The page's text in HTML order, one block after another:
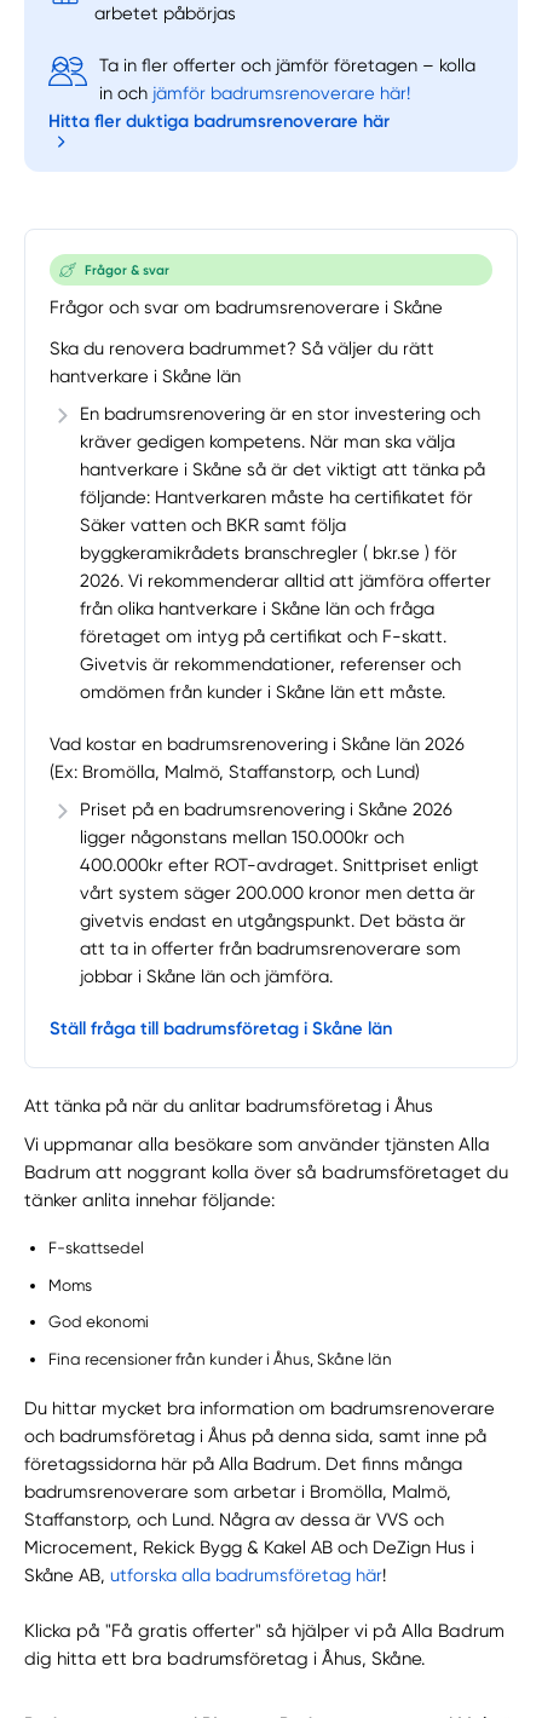
arbetet påbörjas
Ta in fler offerter och jämför företagen – kolla
in och jämför badrumsrenoverare här!
Hitta fler duktiga badrumsrenoverare här
Frågor & svar
Frågor och svar om badrumsrenoverare i Skåne
Ska du renovera badrummet? Så väljer du rätt
hantverkare i Skåne län
En badrumsrenovering är en stor investering och
kräver gedigen kompetens. När man ska välja
hantverkare i Skåne så är det viktigt att tänka på
följande: Hantverkaren måste ha certifikatet för
Säker vatten och BKR samt följa
byggkeramikrådets branschregler ( bkr.se ) för
2026. Vi rekommenderar alltid att jämföra offerter
från olika hantverkare i Skåne län och fråga
företaget om intyg på certifikat och F-skatt.
Givetvis är rekommendationer, referenser och
omdömen från kunder i Skåne län ett måste.
Vad kostar en badrumsrenovering i Skåne län 2026
(Ex: Bromölla, Malmö, Staffanstorp, och Lund)
Priset på en badrumsrenovering i Skåne 2026
ligger någonstans mellan 150.000kr och
400.000kr efter ROT-avdraget. Snittpriset enligt
vårt system säger 200.000 kronor men detta är
givetvis endast en utgångspunkt. Det bästa är
att ta in offerter från badrumsrenoverare som
jobbar i Skåne län och jämföra.
Ställ fråga till badrumsföretag i Skåne län
Att tänka på när du anlitar badrumsföretag i Åhus
Vi uppmanar alla besökare som använder tjänsten Alla
Badrum att noggrant kolla över så badrumsföretaget du
tänker anlita innehar följande:
F-skattsedel
Moms
God ekonomi
Fina recensioner från kunder i Åhus, Skåne län
Du hittar mycket bra information om badrumsrenoverare
och badrumsföretag i Åhus på denna sida, samt inne på
företagssidorna här på Alla Badrum. Det finns många
badrumsrenoverare som arbetar i Bromölla, Malmö,
Staffanstorp, och Lund. Några av dessa är VVS och
Microcement, Rekick Bygg & Kakel AB och DeZign Hus i
Skåne AB,utforska alla badrumsföretag här!
Klicka på "Få gratis offerter" så hjälper vi på Alla Badrum
dig hitta ett bra badrumsföretag i Åhus, Skåne.